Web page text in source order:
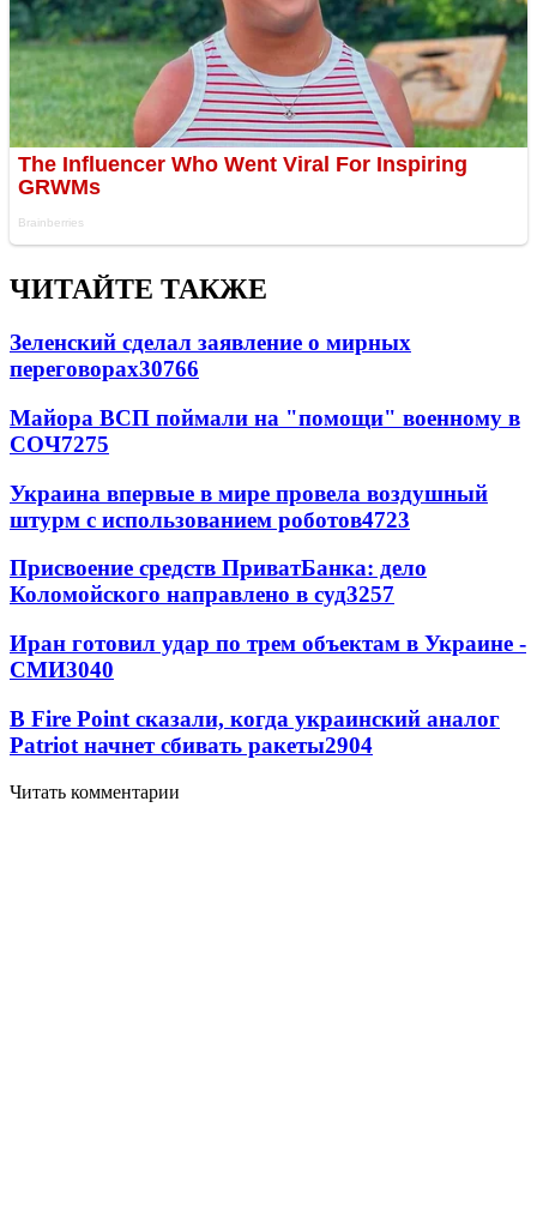
ЧИТАЙТЕ ТАКЖЕ
Зеленский сделал заявление о мирных
переговорах30766
Майора ВСП поймали на "помощи" военному в
СОЧ7275
Украина впервые в мире провела воздушный
штурм с использованием роботов4723
Присвоение средств ПриватБанка: дело
Коломойского направлено в суд3257
Иран готовил удар по трем объектам в Украине -
СМИ3040
В Fire Point сказали, когда украинский аналог
Patriot начнет сбивать ракеты2904
Читать комментарии